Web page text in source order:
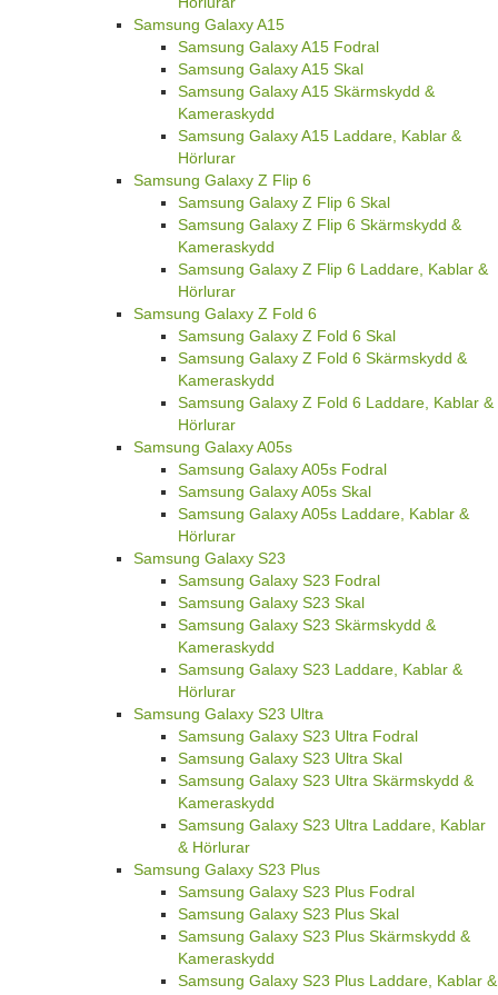
Samsung Galaxy A15
Samsung Galaxy A15 Fodral
Samsung Galaxy A15 Skal
Samsung Galaxy A15 Skärmskydd &
Kameraskydd
Samsung Galaxy A15 Laddare, Kablar &
Hörlurar
Samsung Galaxy Z Flip 6
Samsung Galaxy Z Flip 6 Skal
Samsung Galaxy Z Flip 6 Skärmskydd &
Kameraskydd
Samsung Galaxy Z Flip 6 Laddare, Kablar &
Hörlurar
Samsung Galaxy Z Fold 6
Samsung Galaxy Z Fold 6 Skal
Samsung Galaxy Z Fold 6 Skärmskydd &
Kameraskydd
Samsung Galaxy Z Fold 6 Laddare, Kablar &
Hörlurar
Samsung Galaxy A05s
Samsung Galaxy A05s Fodral
Samsung Galaxy A05s Skal
Samsung Galaxy A05s Laddare, Kablar &
Hörlurar
Samsung Galaxy S23
Samsung Galaxy S23 Fodral
Samsung Galaxy S23 Skal
Samsung Galaxy S23 Skärmskydd &
Kameraskydd
Samsung Galaxy S23 Laddare, Kablar &
Hörlurar
Samsung Galaxy S23 Ultra
Samsung Galaxy S23 Ultra Fodral
Samsung Galaxy S23 Ultra Skal
Samsung Galaxy S23 Ultra Skärmskydd &
Kameraskydd
Samsung Galaxy S23 Ultra Laddare, Kablar
& Hörlurar
Samsung Galaxy S23 Plus
Samsung Galaxy S23 Plus Fodral
Samsung Galaxy S23 Plus Skal
Samsung Galaxy S23 Plus Skärmskydd &
Kameraskydd
Samsung Galaxy S23 Plus Laddare, Kablar &